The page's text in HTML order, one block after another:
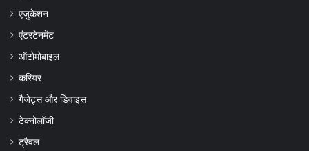
एजुकेशन
एंटरटेनमेंट
ऑटोमोबाइल
करियर
गैजेट्स और डिवाइस
टेक्नोलॉजी
ट्रैवल